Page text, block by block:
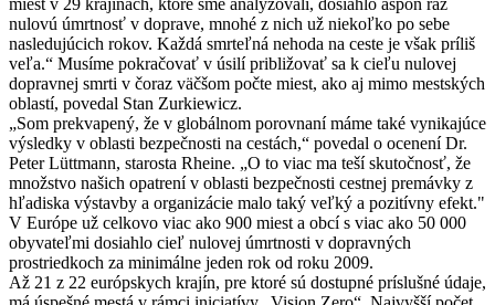
nulovú úmrtnosť v doprave, mnohé z nich už niekoľko po sebe
nasledujúcich rokov. Každá smrteľná nehoda na ceste je však príliš
veľa.“ Musíme pokračovať v úsilí približovať sa k cieľu nulovej
dopravnej smrti v čoraz väčšom počte miest, ako aj mimo mestských
oblastí, povedal Stan Zurkiewicz.
„Som prekvapený, že v globálnom porovnaní máme také vynikajúce
výsledky v oblasti bezpečnosti na cestách,“ povedal o ocenení Dr.
Peter Lüttmann, starosta Rheine. „O to viac ma teší skutočnosť, že
množstvo našich opatrení v oblasti bezpečnosti cestnej premávky z
hľadiska výstavby a organizácie malo taký veľký a pozitívny efekt."
V Európe už celkovo viac ako 900 miest a obcí s viac ako 50 000
obyvateľmi dosiahlo cieľ nulovej úmrtnosti v dopravných
prostriedkoch za minimálne jeden rok od roku 2009.
Až 21 z 22 európskych krajín, pre ktoré sú dostupné príslušné údaje,